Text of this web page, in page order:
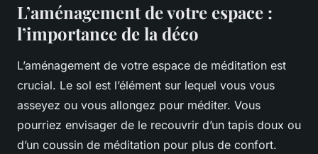
L’aménagement de votre espace :
l’importance de la déco
L’aménagement de votre espace de méditation est
crucial. Le sol est l’élément sur lequel vous vous
asseyez ou vous allongez pour méditer. Vous
pourriez envisager de le recouvrir d’un tapis doux ou
d’un coussin de méditation pour plus de confort.